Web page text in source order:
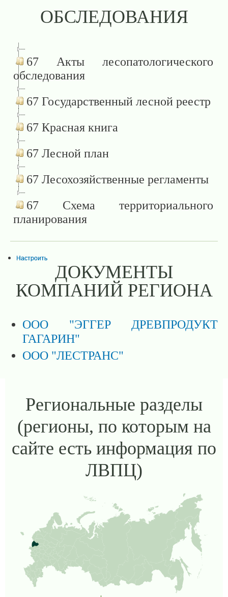
ОБСЛЕДОВАНИЯ
67 Акты лесопатологического
обследования
67 Государственный лесной реестр
67 Красная книга
67 Лесной план
67 Лесохозяйственные регламенты
67 Схема территориального
планирования
Настроить
ДОКУМЕНТЫ
КОМПАНИЙ РЕГИОНА
ООО "ЭГГЕР ДРЕВПРОДУКТ
ГАГАРИН"
ООО "ЛЕСТРАНС"
Региональные разделы
(регионы, по которым на
сайте есть информация по
ЛВПЦ)